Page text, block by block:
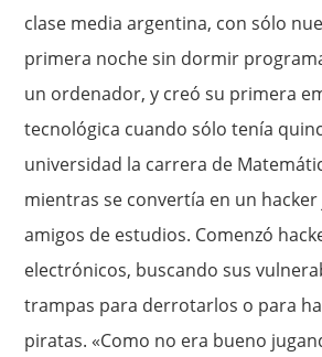
clase media argentina, con sólo
primera noche sin dormir
un ordenador, y creó su primera
tecnológica cuando sólo tenía
universidad la carrera de
mientras se convertía en un
amigos de estudios. Comenzó
electrónicos, buscando sus
trampas para derrotarlos o para
piratas. «Como no era bueno